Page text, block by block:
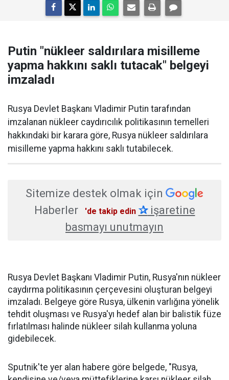
Putin "nükleer saldırılara misilleme
yapma hakkını saklı tutacak" belgeyi
imzaladı
Rusya Devlet Başkanı Vladimir Putin tarafından
imzalanan nükleer caydırıcılık politikasının temelleri
hakkındaki bir karara göre, Rusya nükleer saldırılara
misilleme yapma hakkını saklı tutabilecek.
Sitemize destek olmak için
Haberler
'de takip edin ✰işaretine
basmayı unutmayın
Rusya Devlet Başkanı Vladimir Putin, Rusya'nın nükleer
caydırma politikasının çerçevesini oluşturan belgeyi
imzaladı. Belgeye göre Rusya, ülkenin varlığına yönelik
tehdit oluşması ve Rusya'yı hedef alan bir balistik füze
fırlatılması halinde nükleer silah kullanma yoluna
gidebilecek.
Sputnik'te yer alan habere göre belgede, "Rusya,